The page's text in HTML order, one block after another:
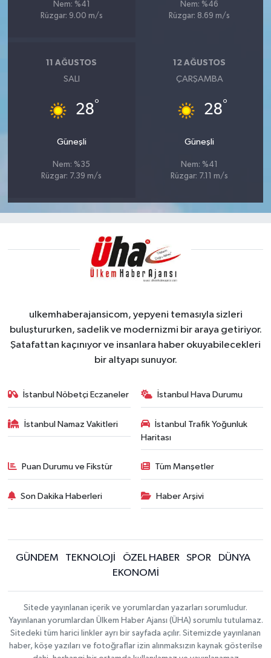
Nem: %41
Rüzgar: 9.00 m/s
Nem: %46
Rüzgar: 8.69 m/s
11 AĞUSTOS
SALI
28°
Güneşli
Nem: %35
Rüzgar: 7.39 m/s
12 AĞUSTOS
ÇARŞAMBA
28°
Güneşli
Nem: %41
Rüzgar: 7.11 m/s
ulkemhaberajansicom, yepyeni temasıyla sizleri
buluştururken, sadelik ve modernizmi bir araya getiriyor.
Şatafattan kaçınıyor ve insanlara haber okuyabilecekleri
bir altyapı sunuyor.
İstanbul Nöbetçi Eczaneler İstanbul Hava Durumu
İstanbul Namaz Vakitleri
İstanbul Trafik Yoğunluk
Haritası
Puan Durumu ve Fikstür Tüm Manşetler
Son Dakika Haberleri Haber Arşivi
GÜNDEM TEKNOLOJİ ÖZEL HABER SPOR
DÜNYA
EKONOMİ
Sitede yayınlanan içerik ve yorumlardan yazarları sorumludur.
Yayınlanan yorumlardan Ülkem Haber Ajansı (ÜHA) sorumlu tutulamaz.
Sitedeki tüm harici linkler ayrı bir sayfada açılır. Sitemizde yayınlanan
haber, köşe yazıları ve fotoğraflar izin alınmaksızın kaynak gösterilse